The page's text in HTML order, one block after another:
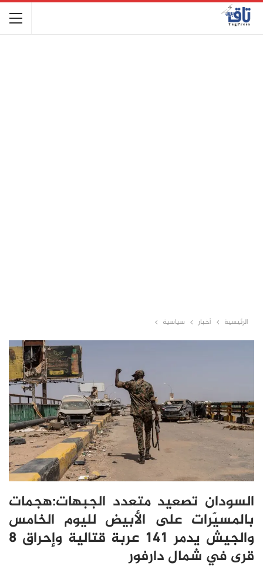
الرئيسية أخبار سياسية
السودان تصعيد متعدد الجبهات:هجمات
بالمسيّرات على الأبيض لليوم الخامس
والجيش يدمر 141 عربة قتالية وإحراق 8
قرى في شمال دارفور